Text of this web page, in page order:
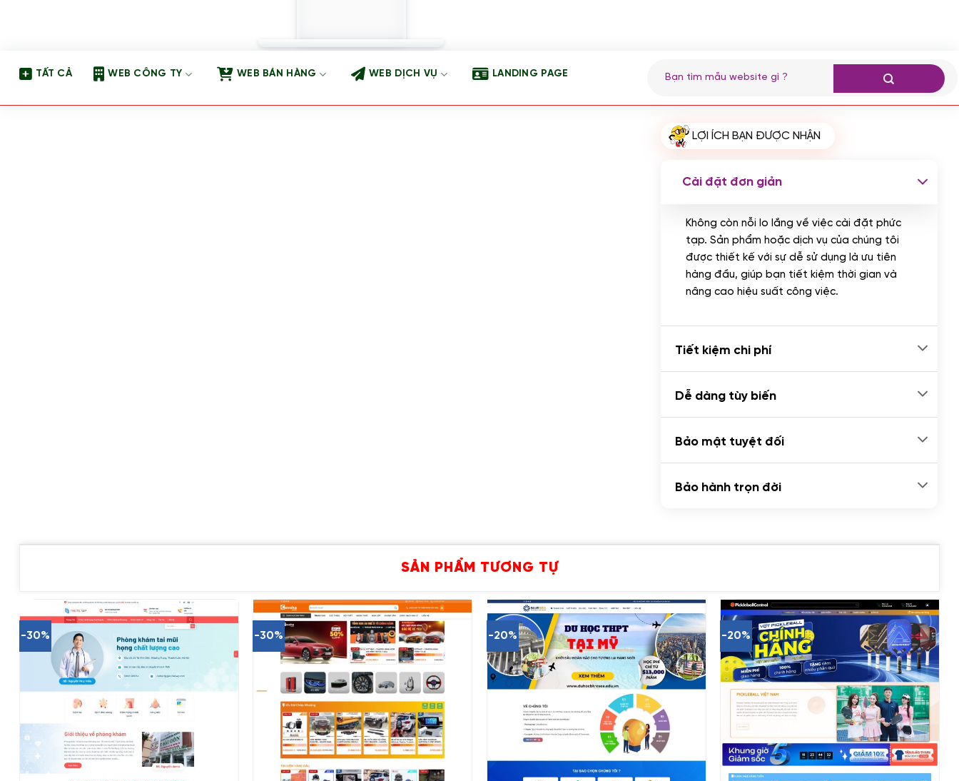
Cài đặt plugin theo yêu cầu
(+100.000 VND)
qua ngân hàng vietcombank,
TẤT CẢ WEB CÔNG TY WEB BÁN HÀNG WEB DỊCH VỤ LANDING PAGE
kiếm:
LỢI ÍCH BẠN ĐƯỢC NHẬN
Cài đặt đơn giản
Không còn nỗi lo lắng về việc cài đặt phức
tạp. Sản phẩm hoặc dịch vụ của chúng tôi
được thiết kế với sự dễ sử dụng là ưu tiên
hàng đầu, giúp bạn tiết kiệm thời gian và
nâng cao hiệu suất công việc.
Tiết kiệm chi phí
Dễ dàng tùy biến
Bảo mật tuyệt đối
Bảo hành trọn đời
SẢN PHẨM TƯƠNG TỰ
-30% -30% -20% -20%